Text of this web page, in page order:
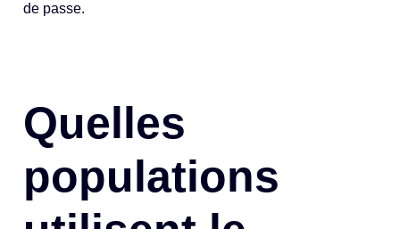
de passe.
Quelles
populations